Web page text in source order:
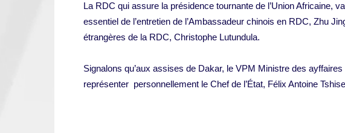
La RDC qui assure la présidence tournante de l’Union Africaine,
essentiel de l’entretien de l’Ambassadeur chinois en RDC, Zhu
étrangères de la RDC, Christophe Lutundula.
Signalons qu’aux assises de Dakar, le VPM Ministre des
représenter personnellement le Chef de l’État, Félix Antoine